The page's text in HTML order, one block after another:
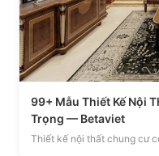
99+ Mẫu Thiết Kế Nội
Trọng — Betaviet
Thiết kế nội thất chung cư